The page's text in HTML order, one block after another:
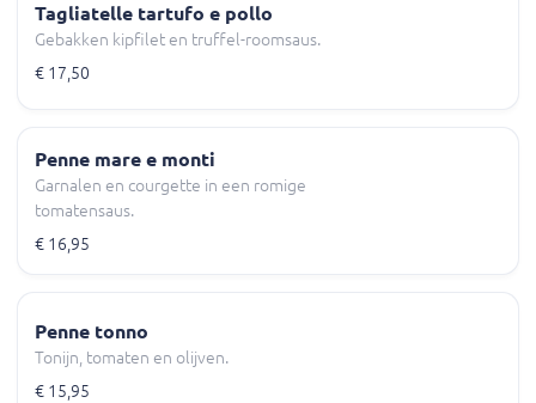
Tagliatelle tartufo e pollo
Gebakken kipfilet en truffel-roomsaus.
€ 17,50
Penne mare e monti
Garnalen en courgette in een romige
tomatensaus.
€ 16,95
Penne tonno
Tonijn, tomaten en olijven.
€ 15,95